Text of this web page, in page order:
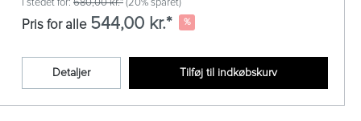
I stedet for: 680,00 kr.*(20% sparet)
Pris for alle 544,00 kr.* %
Detaljer Tilføj til indkøbskurv